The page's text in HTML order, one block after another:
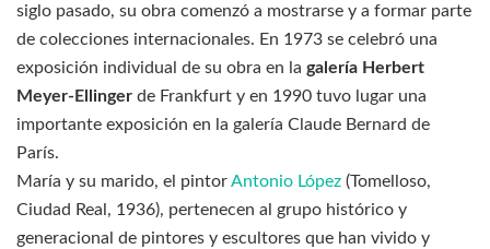
siglo pasado, su obra comenzó a mostrarse y a formar parte
de colecciones internacionales. En 1973 se celebró una
exposición individual de su obra en la galería Herbert
Meyer-Ellinger de Frankfurt y en 1990 tuvo lugar una
importante exposición en la galería Claude Bernard de
París.
María y su marido, el pintorAntonio López (Tomelloso,
Ciudad Real, 1936), pertenecen al grupo histórico y
generacional de pintores y escultores que han vivido y